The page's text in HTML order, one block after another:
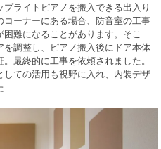
ライトピアノを搬入できる出入り
ーナーにある場合、防音室の工事
難になることがあります。そこ
調整し、ピアノ搬入後にドア本体
最終的に工事を依頼されました。
ての活用も視野に入れ、内装デザ